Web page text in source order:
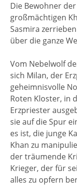
Die Bewohner
großmächtigen
Sasmira
über die ganze
Vom Nebelwolf
sich Milan, der
geheimnisvolle
Roten Kloster, in
Erzpriester
sie auf die Spur
es ist, die junge
Khan zu
der träumende
Krieger, der für
alles zu opfern